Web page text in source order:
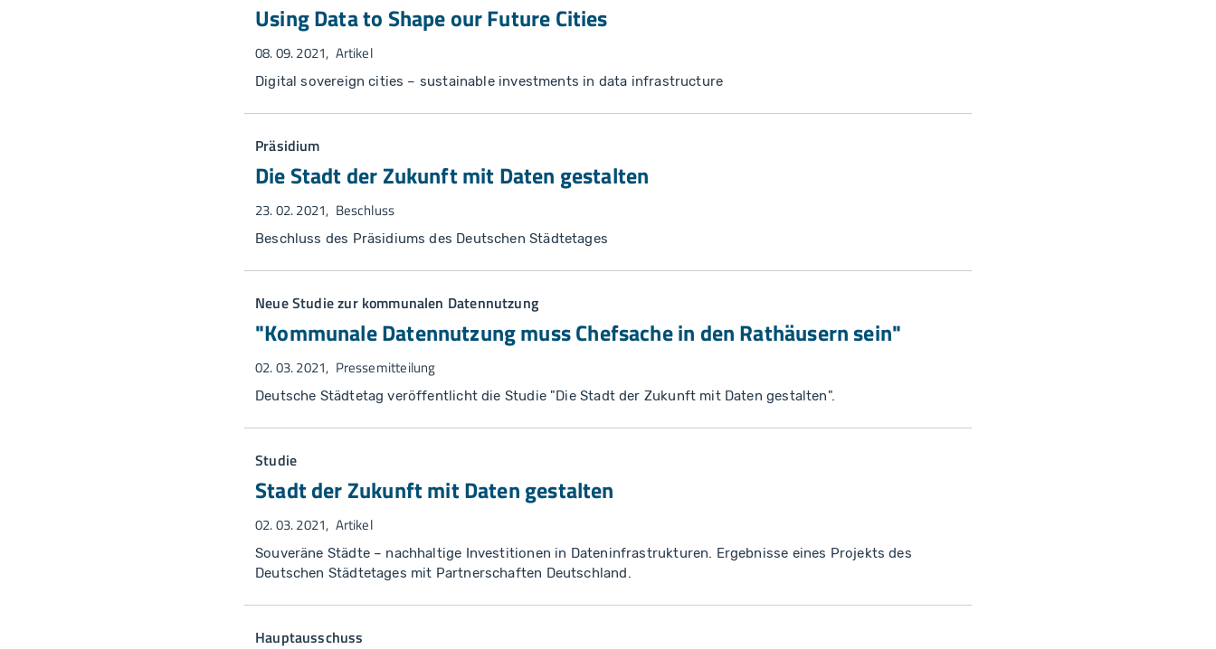
Using Data to Shape our Future Cities
08. 09. 2021 Artikel
Digital sovereign cities – sustainable investments in data infrastructure
Präsidium
Die Stadt der Zukunft mit Daten gestalten
23. 02. 2021 Beschluss
Beschluss des Präsidiums des Deutschen Städtetages
Neue Studie zur kommunalen Datennutzung
"Kommunale Datennutzung muss Chefsache in den Rathäusern sein"
02. 03. 2021 Pressemitteilung
Deutsche Städtetag veröffentlicht die Studie "Die Stadt der Zukunft mit Daten gestalten".
Studie
Stadt der Zukunft mit Daten gestalten
02. 03. 2021 Artikel
Souveräne Städte – nachhaltige Investitionen in Dateninfrastrukturen. Ergebnisse eines Projekts des
Deutschen Städtetages mit Partnerschaften Deutschland.
Hauptausschuss